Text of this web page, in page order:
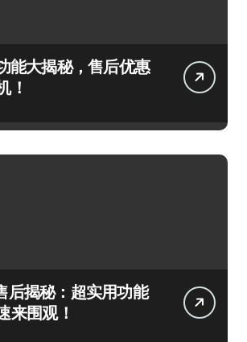
能大揭秘，售后优惠
！
后揭秘：超实用功能
来围观！